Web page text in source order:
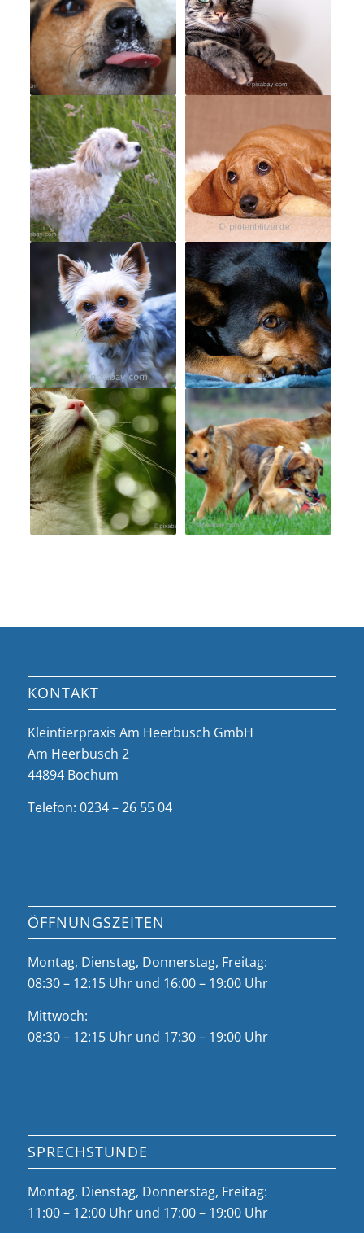
KONTAKT
Kleintierpraxis Am Heerbusch GmbH
Am Heerbusch 2
44894 Bochum
Telefon: 0234 – 26 55 04
ÖFFNUNGSZEITEN
Montag, Dienstag, Donnerstag, Freitag:
08:30 – 12:15 Uhr und 16:00 – 19:00 Uhr
Mittwoch:
08:30 – 12:15 Uhr und 17:30 – 19:00 Uhr
SPRECHSTUNDE
Montag, Dienstag, Donnerstag, Freitag:
11:00 – 12:00 Uhr und 17:00 – 19:00 Uhr